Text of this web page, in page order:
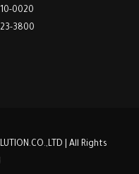
0020
3800
| All Rights